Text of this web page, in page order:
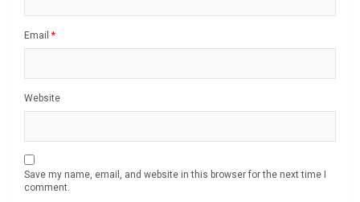
Email *
Website
Save my name, email, and website in this browser for the next time I
comment.